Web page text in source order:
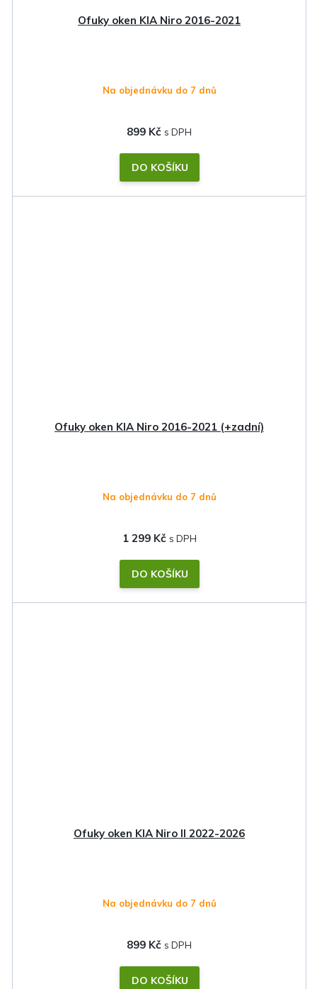
Ofuky oken KIA Niro 2016-2021
Na objednávku do 7 dnů
899 Kč
DO KOŠÍKU
Ofuky oken KIA Niro 2016-2021 (+zadní)
Na objednávku do 7 dnů
1 299 Kč
DO KOŠÍKU
Ofuky oken KIA Niro II 2022-2026
Na objednávku do 7 dnů
899 Kč
DO KOŠÍKU